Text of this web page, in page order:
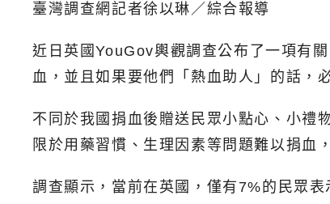
臺灣調查網記者徐以琳／綜合報導
近日英國YouGov輿觀調查公布了一項有
血，並且如果要他們「熱血助人」的話，
不同於我國捐血後贈送民眾小點心、小禮
限於用藥習慣、生理因素等問題難以捐血
調查顯示，當前在英國，僅有7%的民眾